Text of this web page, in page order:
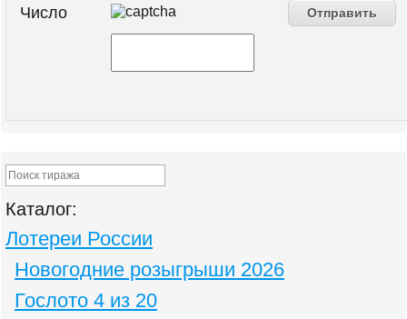
Число
Каталог:
Лотереи России
Новогодние розыгрыши 2026
Гослото 4 из 20